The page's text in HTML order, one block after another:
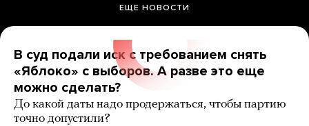
ЕЩЕ НОВОСТИ
В суд подали иск с требованием снять
«Яблоко» с выборов. А разве это еще
можно сделать?
До какой даты надо продержаться, чтобы партию
точно допустили?